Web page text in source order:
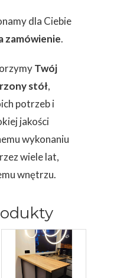
dla Ciebie
zamówienie.
Twój
stół,
potrzeb i
jakości
wykonaniu
wiele lat,
wnętrzu.